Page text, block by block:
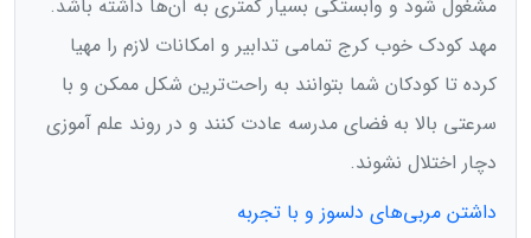
مشغول شود و وابستگی بسیار کمتری به آن‌ها داشته باشد.
مهد کودک خوب کرج تمامی تدابیر و امکانات لازم را مهیا
کرده تا کودکان شما بتوانند به راحت‌ترین شکل ممکن و با
سرعتی بالا به فضای مدرسه عادت کنند و در روند علم آموزی
دچار اختلال نشوند.
داشتن مربی‌های دلسوز و با تجربه